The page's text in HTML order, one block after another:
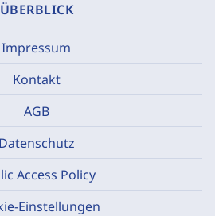
ÜBERBLICK
Impressum
Kontakt
AGB
Datenschutz
Access Policy
Einstellungen